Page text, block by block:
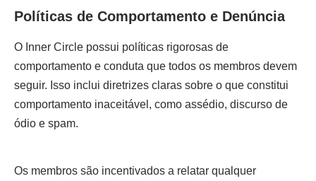
Políticas de Comportamento e Denúncia
O Inner Circle possui políticas rigorosas de
comportamento e conduta que todos os membros devem
seguir. Isso inclui diretrizes claras sobre o que constitui
comportamento inaceitável, como assédio, discurso de
ódio e spam.
Os membros são incentivados a relatar qualquer